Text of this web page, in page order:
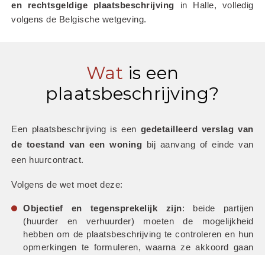
en rechtsgeldige plaatsbeschrijving in Halle, volledig
volgens de Belgische wetgeving.
Wat is een
plaatsbeschrijving?
Een plaatsbeschrijving is een gedetailleerd verslag van
de toestand van een woning bij aanvang of einde van
een huurcontract.
Volgens de wet moet deze:
Objectief en tegensprekelijk zijn: beide partijen
(huurder en verhuurder) moeten de mogelijkheid
hebben om de plaatsbeschrijving te controleren en hun
opmerkingen te formuleren, waarna ze akkoord gaan